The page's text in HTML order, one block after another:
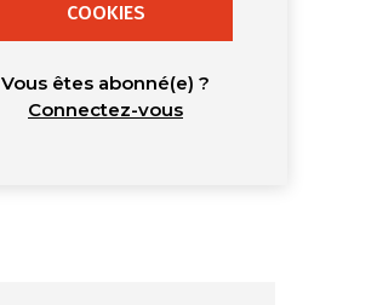
COOKIES
Vous êtes abonné(e) ?
Connectez-vous